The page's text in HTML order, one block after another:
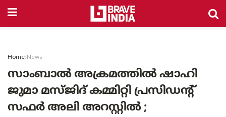
Home News
സാംബാൽ അക്രമത്തിൽ ഷാഹി
ജുമാ മസ്ജിദ് കമ്മിറ്റി പ്രസിഡന്റ്
സഫർ അലി അറസ്റ്റിൽ ;